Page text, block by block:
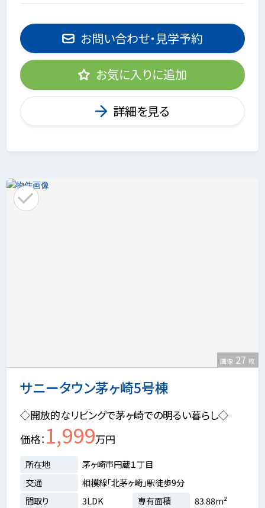
お問い合わせ・見学予約
お気に入りに追加
詳細を見る
サニータウン茅ヶ崎5号棟
画像 27 枚
◇開放的なリビングで茅ヶ崎での明るい暮らし◇
価格 1,999万円
所在地
茅ヶ崎市円蔵１丁目
交通
相模線「北茅ヶ崎」駅徒歩9分
間取り
3LDK 専有面積 83.88m²